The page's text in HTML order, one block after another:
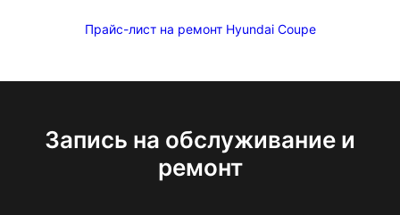
Прайс-лист на ремонт Hyundai Coupe
Запись на обслуживание и
ремонт